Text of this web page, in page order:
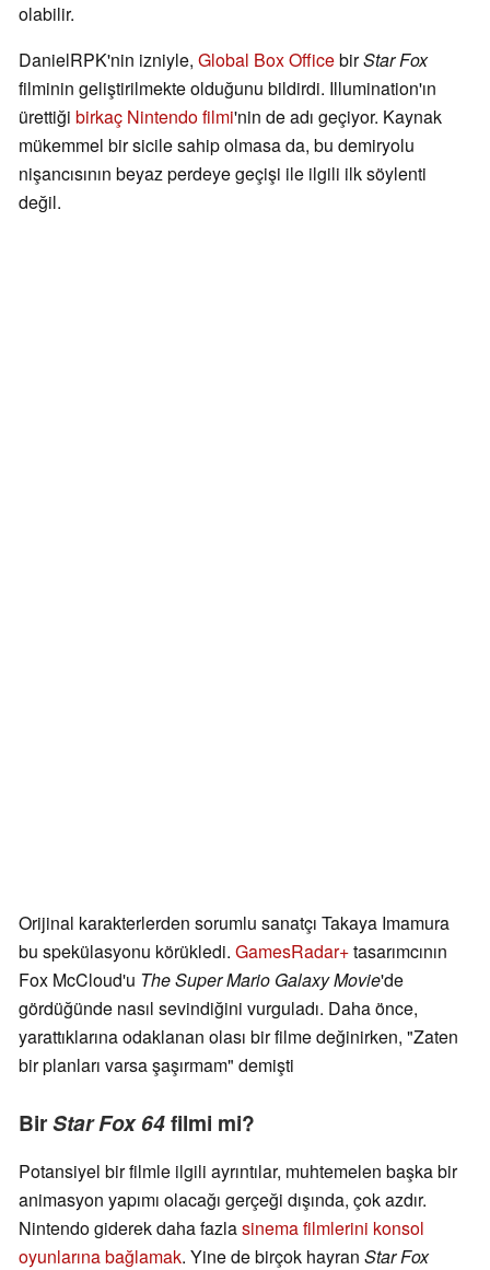
olabilir.
DanielRPK'nin izniyle, Global Box OfficebirStar Fox
filminin geliştirilmekte olduğunu bildirdi. Illumination'ın
ürettiği birkaç Nintendo filmi'nin de adı geçiyor. Kaynak
mükemmel bir sicile sahip olmasa da, bu demiryolu
nişancısının beyaz perdeye geçişi ile ilgili ilk söylenti
değil.
Orijinal karakterlerden sorumlu sanatçı Takaya Imamura
bu spekülasyonu körükledi. GamesRadar+tasarımcının
Fox McCloud'u The Super Mario Galaxy Movie'de
gördüğünde nasıl sevindiğini vurguladı. Daha önce,
yarattıklarına odaklanan olası bir filme değinirken, "Zaten
bir planları varsa şaşırmam" demişti
BirStar Fox 64filmi mi?
Potansiyel bir filmle ilgili ayrıntılar, muhtemelen başka bir
animasyon yapımı olacağı gerçeği dışında, çok azdır.
Nintendo giderek daha fazlasinema filmlerini konsol
oyunlarına bağlamak. Yine de birçok hayran Star Fox